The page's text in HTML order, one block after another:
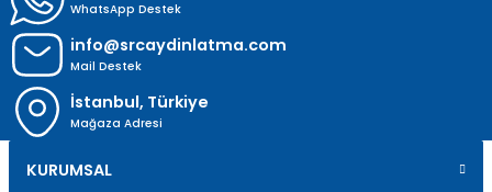
WhatsApp Destek
info@srcaydinlatma.com
Mail Destek
İstanbul, Türkiye
Mağaza Adresi
KURUMSAL